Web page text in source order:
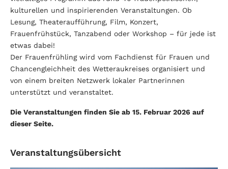
kulturellen und inspirierenden Veranstaltungen. Ob
Lesung, Theateraufführung, Film, Konzert,
Frauenfrühstück, Tanzabend oder Workshop – für jede ist
etwas dabei!
Der Frauenfrühling wird vom Fachdienst für Frauen und
Chancengleichheit des Wetteraukreises organisiert und
von einem breiten Netzwerk lokaler Partnerinnen
unterstützt und veranstaltet.
Die Veranstaltungen finden Sie ab 15. Februar 2026 auf
dieser Seite.
Veranstaltungsübersicht